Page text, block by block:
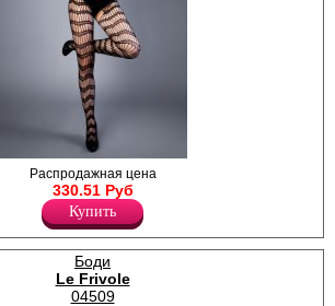
Дерзкий боди - комбинезон в
горизонтальную полоску и
многочисленными лямками
на плечах.
Нейлон 90%
Спандекс 10%
Распродажная цена
330.51 Руб
Купить
Боди
Le Frivole
04509